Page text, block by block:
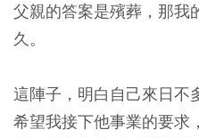
父親的答案是殯葬，那我
久。
這陣子，明白自己來日不
希望我接下他事業的要求